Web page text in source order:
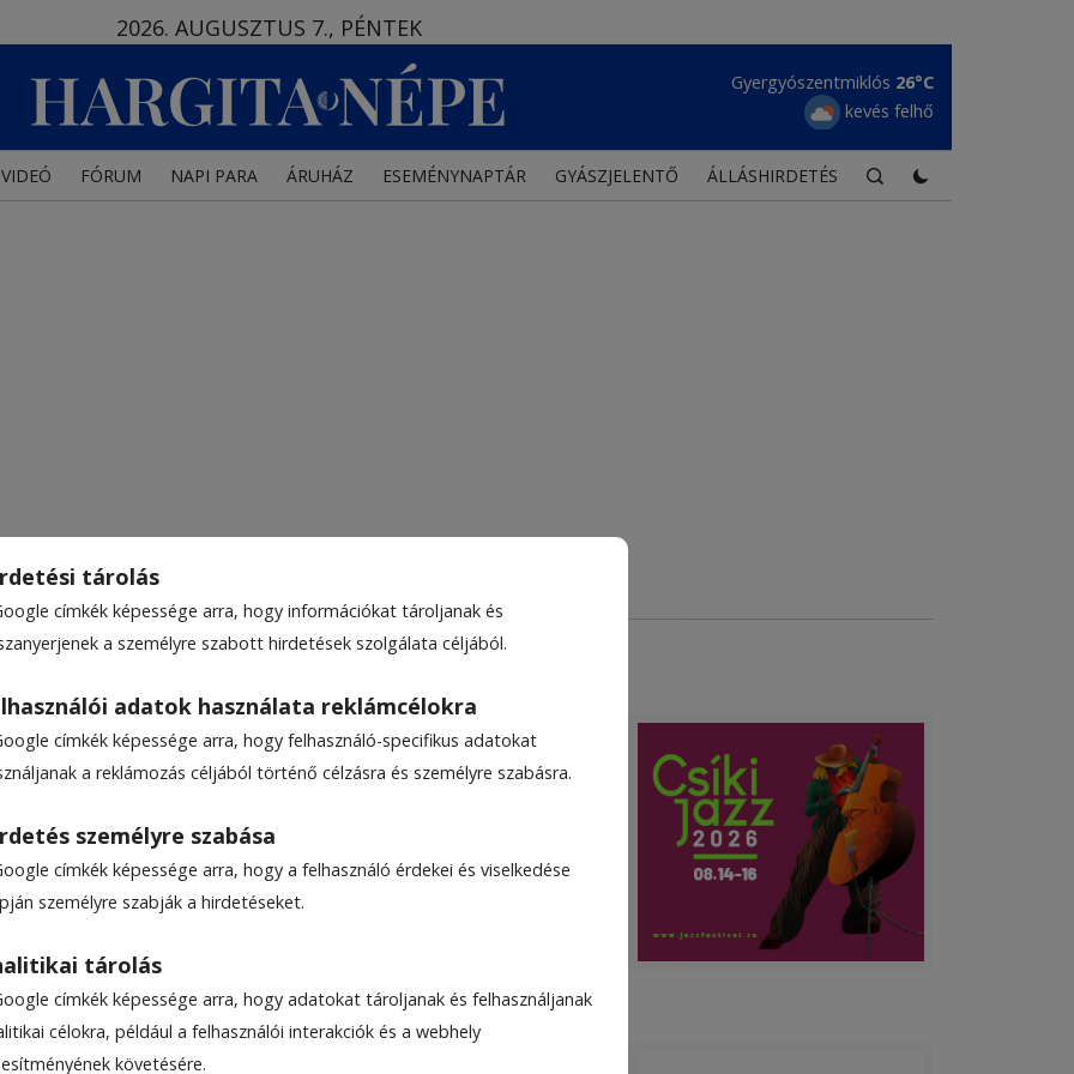
tárolás
címkék képessége arra, hogy információkat tároljanak és
a személyre szabott hirdetések szolgálata céljából.
adatok használata reklámcélokra
címkék képessége arra, hogy felhasználó-specifikus adatokat
a reklámozás céljából történő célzásra és személyre szabásra.
személyre szabása
címkék képessége arra, hogy a felhasználó érdekei és viselkedése
személyre szabják a hirdetéseket.
tárolás
címkék képessége arra, hogy adatokat tároljanak és felhasználjanak
célokra, például a felhasználói interakciók és a webhely
követésére.
2026. AUGUSZTUS 7., PÉNTEK
Maroshévíz 27°C
tiszta égbolt
VIDEÓ FÓRUM NAPI PARA ÁRUHÁZ ESEMÉNYNAPTÁR GYÁSZJELENTŐ ÁLLÁSHIRDETÉS
Európában